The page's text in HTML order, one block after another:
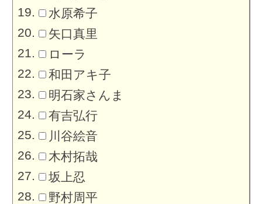
水原希子
矢口真里
ローラ
和田アキ子
明石家さんま
有吉弘行
川谷絵音
木村拓哉
坂上忍
野村周平